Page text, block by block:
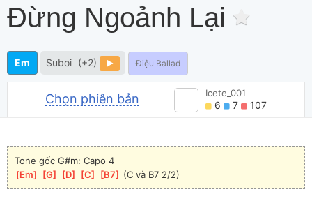
Đừng Ngoảnh Lại
Em Suboi (+2) Điệu Ballad
Chọn phiên bản Icete_001
6 7 107
Tone gốc G#m: Capo 4
[Em [G [D [C [B7 (C và B7 2/2)